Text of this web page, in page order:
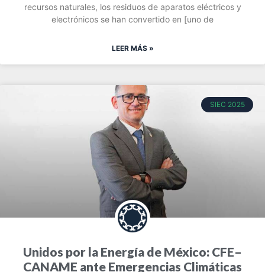
recursos naturales, los residuos de aparatos eléctricos y
electrónicos se han convertido en [uno de
LEER MÁS »
SIEC 2025
Unidos por la Energía de México: CFE–
CANAME ante Emergencias Climáticas